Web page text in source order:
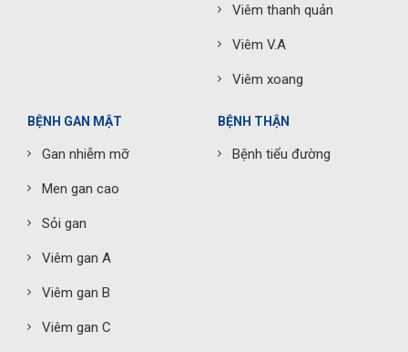
Viêm thanh quản
Viêm V.A
Viêm xoang
BỆNH GAN MẬT
Gan nhiễm mỡ
Men gan cao
Sỏi gan
Viêm gan A
Viêm gan B
Viêm gan C
BỆNH THẬN
Bệnh tiểu đường